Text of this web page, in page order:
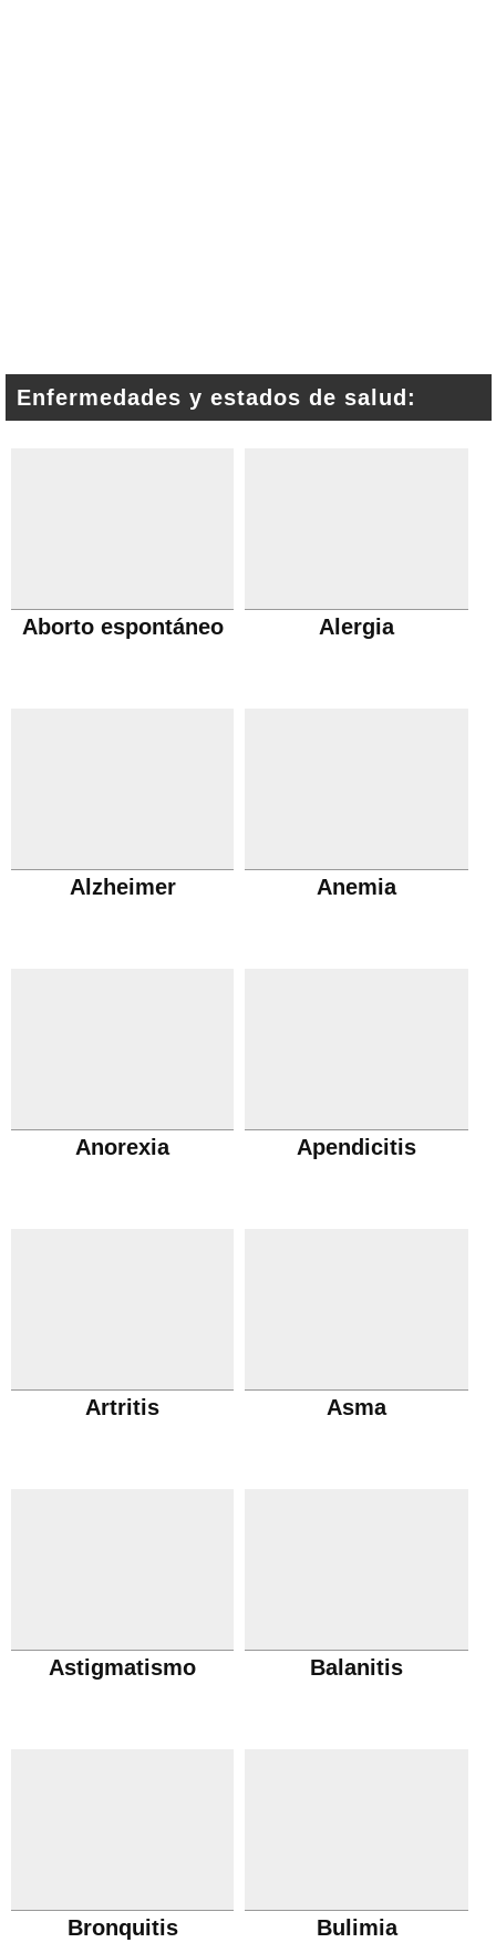
Enfermedades y estados de salud:
Aborto espontáneo Alergia
Alzheimer Anemia
Anorexia Apendicitis
Artritis Asma
Astigmatismo Balanitis
Bronquitis Bulimia